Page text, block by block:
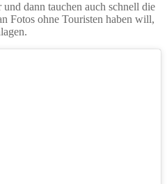
dann tauchen auch schnell die
Fotos ohne Touristen haben will,